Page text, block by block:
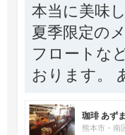
本当に美味
夏季限定の
フロートな
おります。
珈琲 あずま
熊本市・南